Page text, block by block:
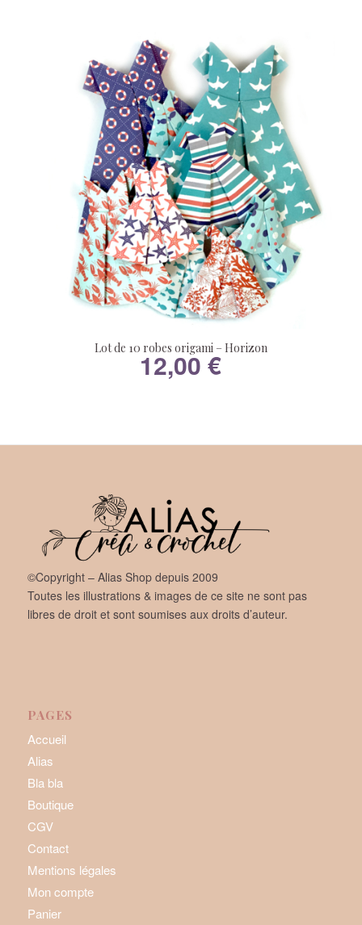
Lot de 10 robes origami – Horizon
12,00€
©Copyright – Alias Shop depuis 2009
Toutes les illustrations & images de ce site ne sont pas
libres de droit et sont soumises aux droits d’auteur.
PAGES
Accueil
Alias
Bla bla
Boutique
CGV
Contact
Mentions légales
Mon compte
Panier